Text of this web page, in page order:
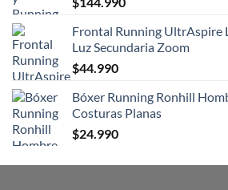
Frontal Running UltrAspire
Luz Secundaria Zoom
$44.990
Bóxer Running Ronhill
Costuras Planas
$24.990